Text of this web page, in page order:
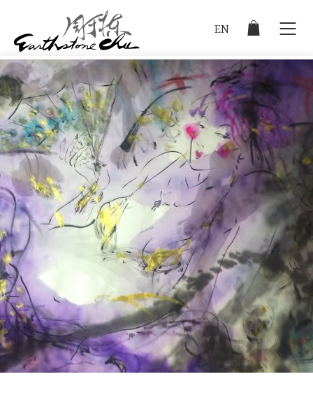
EN
登入
作品集
商店
關於阿棟